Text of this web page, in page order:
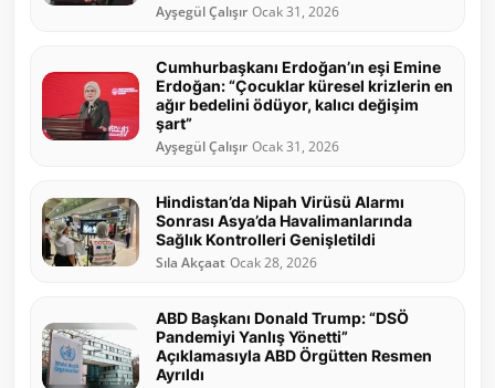
Ayşegül Çalışır Ocak 31, 2026
Cumhurbaşkanı Erdoğan’ın eşi Emine
Erdoğan: “Çocuklar küresel krizlerin en
ağır bedelini ödüyor, kalıcı değişim
şart”
Ayşegül Çalışır Ocak 31, 2026
Hindistan’da Nipah Virüsü Alarmı
Sonrası Asya’da Havalimanlarında
Sağlık Kontrolleri Genişletildi
Sıla Akçaat Ocak 28, 2026
ABD Başkanı Donald Trump: “DSÖ
Pandemiyi Yanlış Yönetti”
Açıklamasıyla ABD Örgütten Resmen
Ayrıldı